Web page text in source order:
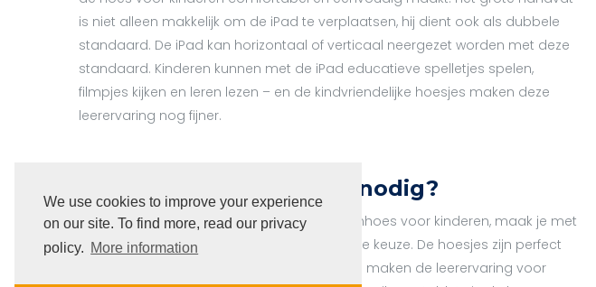
We use cookies to improve your experience
on our site. To find more, read our privacy
policy. More information
is niet alleen makkelijk om de iPad te verplaatsen, hij dient ook als dubbele
standaard. De iPad kan horizontaal of verticaal neergezet worden met deze
standaard. Kinderen kunnen met de iPad educatieve spelletjes spelen,
filmpjes kijken en leren lezen – en de kindvriendelijke hoesjes maken deze
leerervaring nog fijner.
Welke iPad hoes heb ik nodig?
Als je op zoek bent naar een iPad beschermhoes voor kinderen, maak je met
de Kidproof Cases van Casecentive de juiste keuze. De hoesjes zijn perfect
afgestemd op het gebruik door kinderen en maken de leerervaring voor